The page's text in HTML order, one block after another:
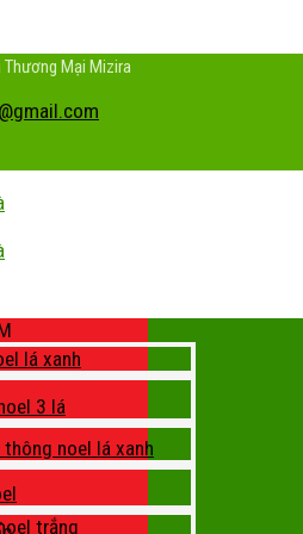
Thương Mại Mizira
lá xanh
3 lá
thông noel lá xanh
trắng